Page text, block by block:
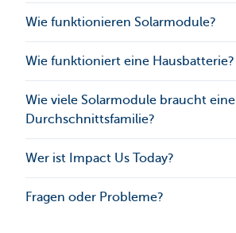
Wie funktionieren Solarmodule?
Wie funktioniert eine Hausbatterie?
Wie viele Solarmodule braucht eine
Durchschnittsfamilie?
Wer ist Impact Us Today?
Fragen oder Probleme?